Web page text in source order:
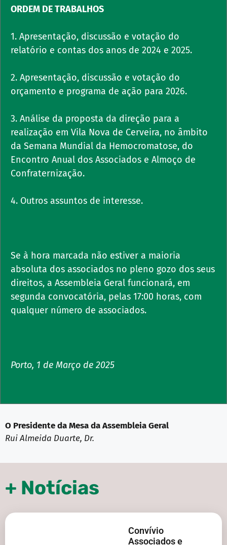
ORDEM DE TRABALHOS
1. Apresentação, discussão e votação do
relatório e contas dos anos de 2024 e 2025.
2. Apresentação, discussão e votação do
orçamento e programa de ação para 2026.
3. Análise da proposta da direção para a
realização em Vila Nova de Cerveira, no âmbito
da Semana Mundial da Hemocromatose, do
Encontro Anual dos Associados e Almoço de
Confraternização.
4. Outros assuntos de interesse.
Se à hora marcada não estiver a maioria
absoluta dos associados no pleno gozo dos seus
direitos, a Assembleia Geral funcionará, em
segunda convocatória, pelas 17:00 horas, com
qualquer número de associados.
Porto, 1 de Março de 2025
O Presidente da Mesa da Assembleia Geral
Rui Almeida Duarte, Dr.
+ Notícias
Convívio
Associados e